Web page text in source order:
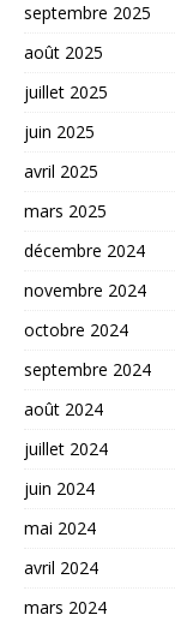
septembre 2025
août 2025
juillet 2025
juin 2025
avril 2025
mars 2025
décembre 2024
novembre 2024
octobre 2024
septembre 2024
août 2024
juillet 2024
juin 2024
mai 2024
avril 2024
mars 2024